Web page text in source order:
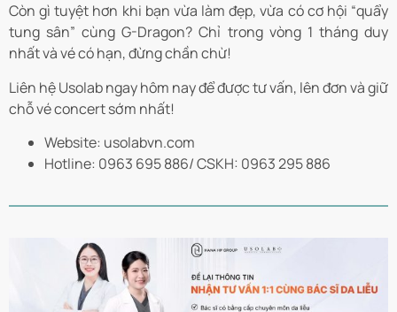
Còn gì tuyệt hơn khi bạn vừa làm đẹp, vừa có cơ hội “quẩy
tung sân” cùng G-Dragon? Chỉ trong vòng 1 tháng duy
nhất và vé có hạn, đừng chần chừ!
Liên hệ Usolab ngay hôm nay để được tư vấn, lên đơn và giữ
chỗ vé concert sớm nhất!
Website: usolabvn.com
Hotline: 0963 695 886/ CSKH: 0963 295 886